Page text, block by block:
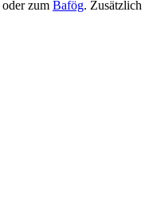
oder zum Bafög. Zusätzlich